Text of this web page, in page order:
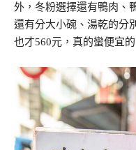
外，冬粉選擇還有鴨肉、
還有分大小碗、湯乾的分
也才560元，真的蠻便宜的